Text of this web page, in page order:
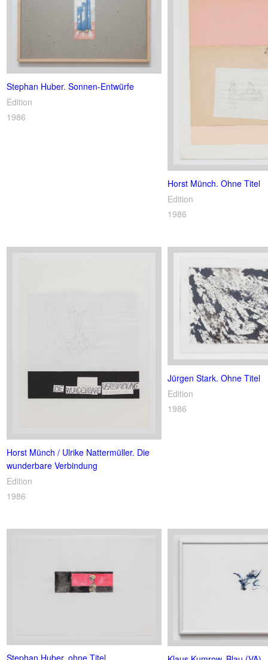
Stephan Huber. Sonnen-Entwürfe
Edition
1986
Horst Münch. Ohne Titel
Edition
1986
Horst Münch / Ulrike Nattermüller. Die
wunderbare Verbindung
Edition
1986
Jürgen Stark. Ohne Titel
Edition
1986